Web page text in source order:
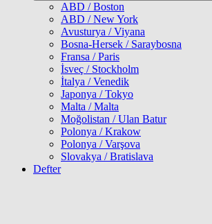
ABD / Boston
ABD / New York
Avusturya / Viyana
Bosna-Hersek / Saraybosna
Fransa / Paris
İsveç / Stockholm
İtalya / Venedik
Japonya / Tokyo
Malta / Malta
Moğolistan / Ulan Batur
Polonya / Krakow
Polonya / Varşova
Slovakya / Bratislava
Defter